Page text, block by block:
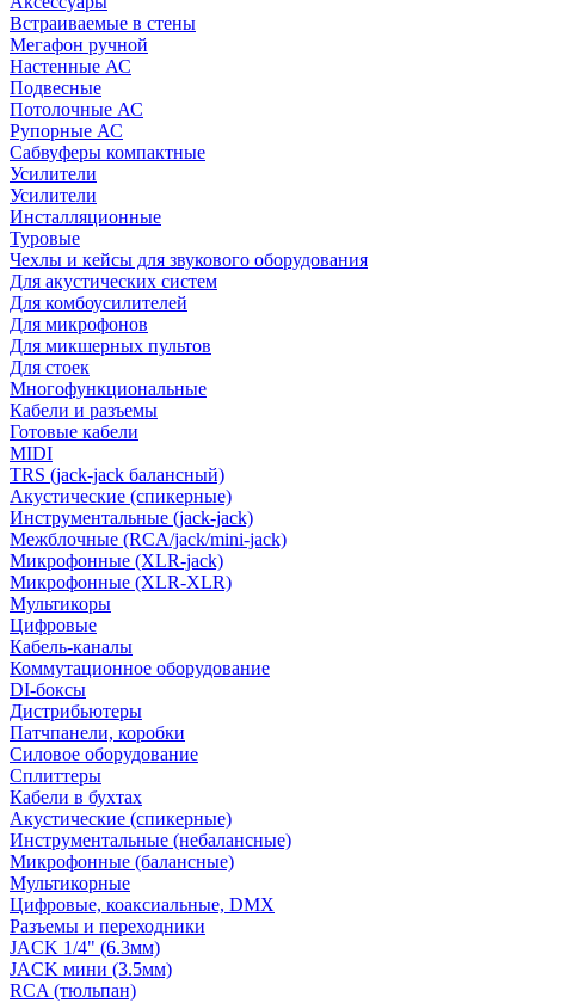
Встраиваемые в стены
Мегафон ручной
Настенные АС
Подвесные
Потолочные АС
Рупорные АС
Сабвуферы компактные
Усилители
Усилители
Инсталляционные
Туровые
Чехлы и кейсы для звукового оборудования
Для акустических систем
Для комбоусилителей
Для микрофонов
Для микшерных пультов
Для стоек
Многофункциональные
Кабели и разъемы
Готовые кабели
MIDI
TRS (jack-jack балансный)
Акустические (спикерные)
Инструментальные (jack-jack)
Межблочные (RCA/jack/mini-jack)
Микрофонные (XLR-jack)
Микрофонные (XLR-XLR)
Мультикоры
Цифровые
Кабель-каналы
Коммутационное оборудование
DI-боксы
Дистрибьютеры
Патчпанели, коробки
Силовое оборудование
Сплиттеры
Кабели в бухтах
Акустические (спикерные)
Инструментальные (небалансные)
Микрофонные (балансные)
Мультикорные
Цифровые, коаксиальные, DMX
Разъемы и переходники
JACK 1/4" (6.3мм)
JACK мини (3.5мм)
RCA (тюльпан)